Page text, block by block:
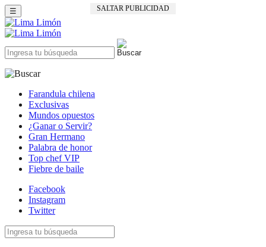
SALTAR PUBLICIDAD
☰
Farandula chilena
Exclusivas
Mundos opuestos
¿Ganar o Servir?
Gran Hermano
Palabra de honor
Top chef VIP
Fiebre de baile
Facebook
Instagram
Twitter